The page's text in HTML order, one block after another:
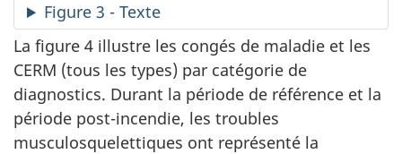
Figure 3 - Texte
La figure 4 illustre les congés de maladie et les
CERM (tous les types) par catégorie de
diagnostics. Durant la période de référence et la
période post-incendie, les troubles
musculosquelettiques ont représenté la